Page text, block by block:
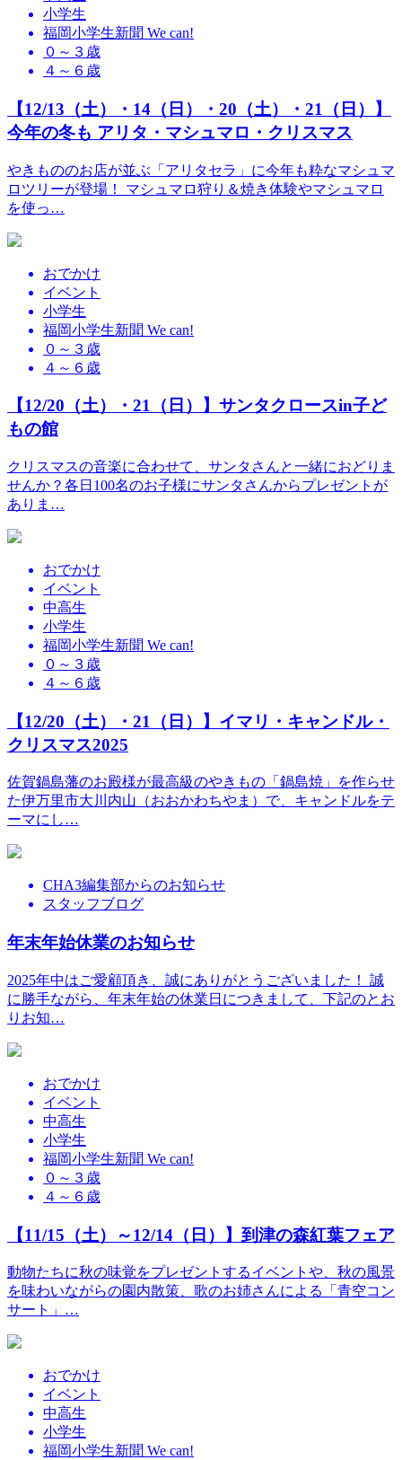
小学生
福岡小学生新聞 We can!
０～３歳
４～６歳
【12/13（土）・14（日）・20（土）・21（日）】
今年の冬も アリタ・マシュマロ・クリスマス
やきもののお店が並ぶ「アリタセラ」に今年も粋なマシュマ
ロツリーが登場！ マシュマロ狩り＆焼き体験やマシュマロ
を使っ…
おでかけ
イベント
小学生
福岡小学生新聞 We can!
０～３歳
４～６歳
【12/20（土）・21（日）】サンタクロースin子ど
もの館
クリスマスの音楽に合わせて、サンタさんと一緒におどりま
せんか？各日100名のお子様にサンタさんからプレゼントが
ありま…
おでかけ
イベント
中高生
小学生
福岡小学生新聞 We can!
０～３歳
４～６歳
【12/20（土）・21（日）】イマリ・キャンドル・
クリスマス2025
佐賀鍋島藩のお殿様が最高級のやきもの「鍋島焼」を作らせ
た伊万里市大川内山（おおかわちやま）で、キャンドルをテ
ーマにし…
CHA3編集部からのお知らせ
スタッフブログ
年末年始休業のお知らせ
2025年中はご愛顧頂き、誠にありがとうございました！ 誠
に勝手ながら、年末年始の休業日につきまして、下記のとお
りお知…
おでかけ
イベント
中高生
小学生
福岡小学生新聞 We can!
０～３歳
４～６歳
【11/15（土）～12/14（日）】到津の森紅葉フェア
動物たちに秋の味覚をプレゼントするイベントや、秋の風景
を味わいながらの園内散策、歌のお姉さんによる「青空コン
サート」…
おでかけ
イベント
中高生
小学生
福岡小学生新聞 We can!